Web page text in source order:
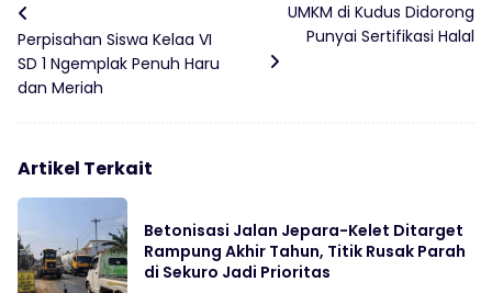
Perpisahan Siswa Kelaa VI
SD 1 Ngemplak Penuh Haru
dan Meriah
UMKM di Kudus Didorong
Punyai Sertifikasi Halal
Artikel Terkait
Betonisasi Jalan Jepara-Kelet Ditarget
Rampung Akhir Tahun, Titik Rusak Parah
di Sekuro Jadi Prioritas